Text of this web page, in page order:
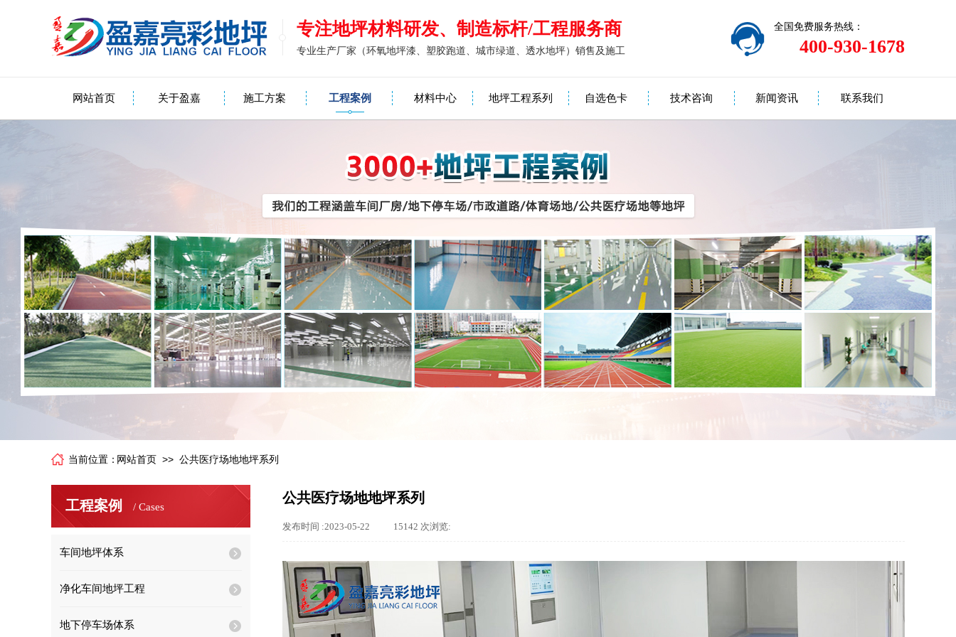
专注地坪材料研发、制造标杆/工程服务商 全国免费服务热线：
400-930-1678
专业生产厂家（环氧地坪漆、塑胶跑道、城市绿道、透水地坪）销售及施工
网站首页 关于盈嘉 施工方案 工程案例 材料中心 地坪工程系列 自选色卡 技术咨询 新闻资讯 联系我们
当前位置： 网站首页 >> 公共医疗场地地坪系列
公共医疗场地地坪系列
发布时间 :2023-05-22 15142 次浏览:
工程案例 / Cases
车间地坪体系
净化车间地坪工程
地下停车场体系
环氧地坪现场效果
中灰色环氧砂浆地坪